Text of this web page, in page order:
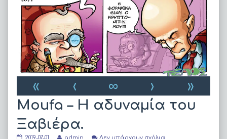
« ‹ ∞ ›
»
Moufa – Η αδυναμία του
Ξαβιέρα.
Moufa
Read